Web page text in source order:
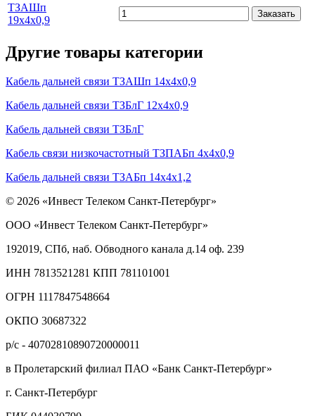
ТЗАШп
19х4х0,9
Заказать
Другие товары категории
Кабель дальней связи ТЗАШп 14х4х0,9
Кабель дальней связи ТЗБлГ 12х4х0,9
Кабель дальней связи ТЗБлГ
Кабель связи низкочастотный ТЗПАБп 4х4х0,9
Кабель дальней связи ТЗАБп 14х4х1,2
© 2026 «Инвест Телеком Санкт-Петербург»
ООО «Инвест Телеком Санкт-Петербург»
192019, СПб, наб. Обводного канала д.14 оф. 239
ИНН 7813521281 КПП 781101001
ОГРН 1117847548664
ОКПО 30687322
р/с - 40702810890720000011
в Пролетарский филиал ПАО «Банк Санкт-Петербург»
г. Санкт-Петербург